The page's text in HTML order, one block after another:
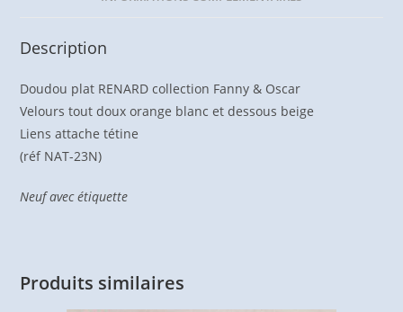
Description
Doudou plat RENARD collection Fanny & Oscar
Velours tout doux orange blanc et dessous beige
Liens attache tétine
(réf NAT-23N)
Neuf avec étiquette
Produits similaires